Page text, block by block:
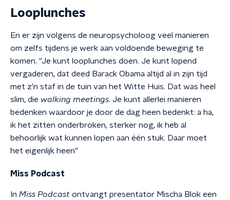
Looplunches
En er zijn volgens de neuropsycholoog veel manieren
om zelfs tijdens je werk aan voldoende beweging te
komen. "Je kunt looplunches doen. Je kunt lopend
vergaderen, dat deed Barack Obama altijd al in zijn tijd
met z'n staf in de tuin van het Witte Huis. Dat was heel
slim, die walking meetings. Je kunt allerlei manieren
bedenken waardoor je door de dag heen bedenkt: a ha,
ik het zitten onderbroken, sterker nog, ik heb al
behoorlijk wat kunnen lopen aan één stuk. Daar moet
het eigenlijk heen"
Miss Podcast
In Miss Podcast ontvangt presentator Mischa Blok een